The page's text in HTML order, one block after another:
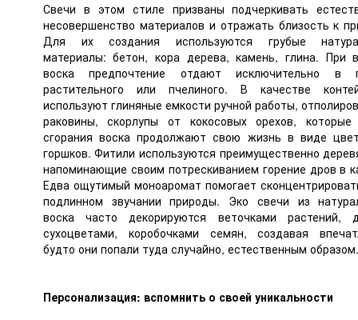
Свечи в этом стиле призваны подчеркивать
несовершенство материалов и отражать близость к
Для их создания используются грубые
материалы: бетон, кора дерева, камень, глина. При
воска предпочтение отдают исключительно в
растительного или пчелиного. В качестве
используют глиняные емкости ручной работы,
раковины, скорлупы от кокосовых орехов, которые
сгорания воска продолжают свою жизнь в виде
горшков. Фитили используются преимущественно
напоминающие своим потрескиванием горение дров в
Едва ощутимый моноаромат помогает
подлинном звучании природы. Эко свечи из
воска часто декорируются веточками растений,
сухоцветами, коробочками семян, создавая
будто они попали туда случайно, естественным образом.
Персонализация: вспомнить о своей уникальности